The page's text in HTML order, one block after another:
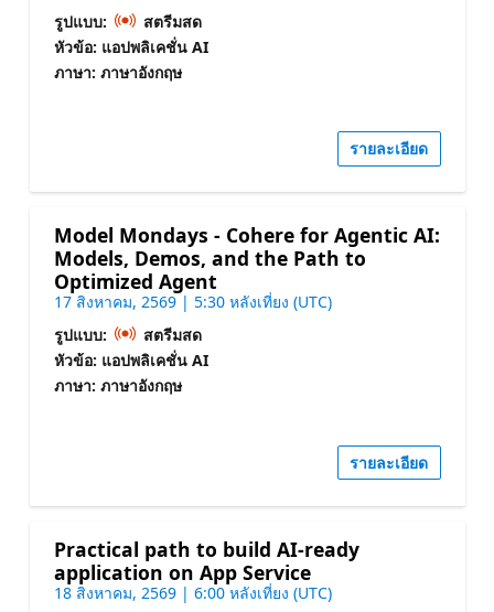
รูปแบบ:
สตรีมสด
หัวข้อ: แอปพลิเคชั่น AI
ภาษา: ภาษาอังกฤษ
รายละเอียด
Model Mondays - Cohere for Agentic AI:
Models, Demos, and the Path to
Optimized Agent
17 สิงหาคม, 2569 | 5:30 หลังเที่ยง (UTC)
รูปแบบ:
สตรีมสด
หัวข้อ: แอปพลิเคชั่น AI
ภาษา: ภาษาอังกฤษ
รายละเอียด
Practical path to build AI-ready
application on App Service
18 สิงหาคม, 2569 | 6:00 หลังเที่ยง (UTC)